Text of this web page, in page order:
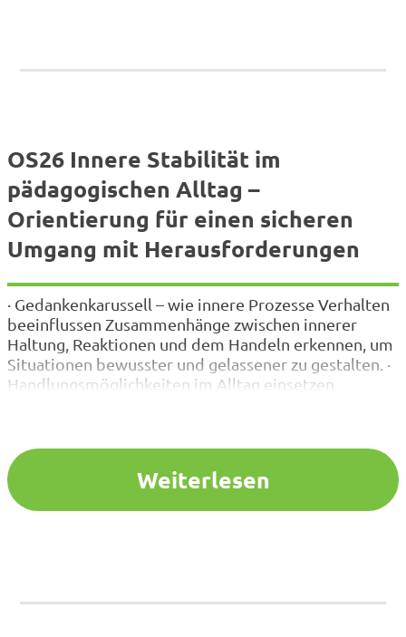
OS26 Innere Stabilität im
pädagogischen Alltag –
Orientierung für einen sicheren
Umgang mit Herausforderungen
· Gedankenkarussell – wie innere Prozesse Verhalten
beeinflussen Zusammenhänge zwischen innerer
Haltung, Reaktionen und dem Handeln erkennen, um
Situationen bewusster und gelassener zu gestalten. ·
Handlungsmöglichkeiten im Alltag einsetzen
4-Schritte-Strategie bei Stress und Druck genutzt
werden…
Weiterlesen